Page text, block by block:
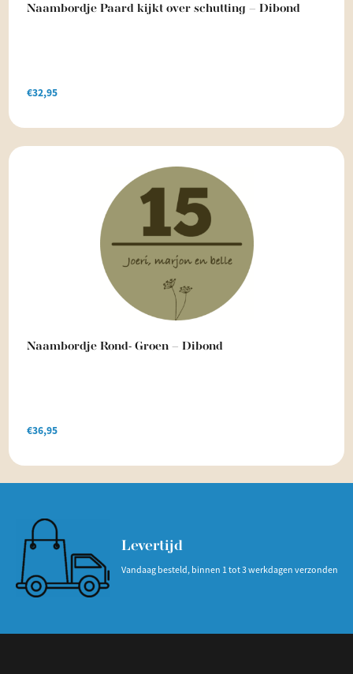
Naambordje Paard kijkt over schutting – Dibond
€32,95
Naambordje Rond- Groen – Dibond
€36,95
Levertijd
Vandaag besteld, binnen 1 tot 3 werkdagen verzonden